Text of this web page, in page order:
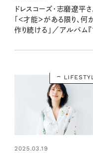
ドレスコーズ・志磨遼平
「＜才能＞がある限り、何
作り続ける」／アルバム『
2025.03.19